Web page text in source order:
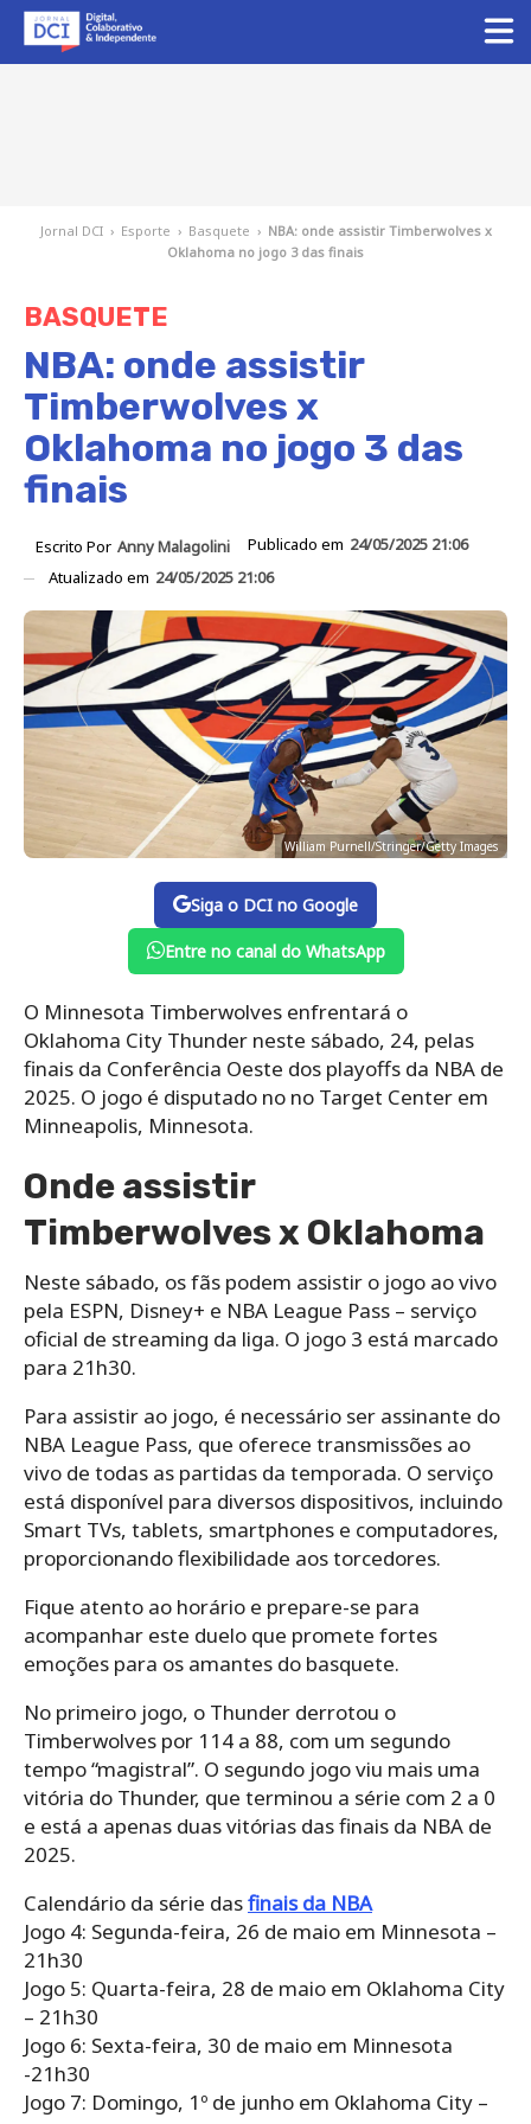
Jornal DCI › Esporte › Basquete › NBA: onde assistir Timberwolves x
Oklahoma no jogo 3 das finais
BASQUETE
NBA: onde assistir
Timberwolves x
Oklahoma no jogo 3 das
finais
Escrito Por Anny Malagolini Publicado em 24/05/2025 21:06
Atualizado em 24/05/2025 21:06
William Purnell/Stringer/Getty Images
Siga o DCI no Google
Entre no canal do WhatsApp
O Minnesota Timberwolves enfrentará o
Oklahoma City Thunder neste sábado, 24, pelas
finais da Conferência Oeste dos playoffs da NBA de
2025. O jogo é disputado no no Target Center em
Minneapolis, Minnesota.
Onde assistir
Timberwolves x Oklahoma
Neste sábado, os fãs podem assistir o jogo ao vivo
pela ESPN, Disney+ e NBA League Pass – serviço
oficial de streaming da liga. O jogo 3 está marcado
para 21h30.
Para assistir ao jogo, é necessário ser assinante do
NBA League Pass, que oferece transmissões ao
vivo de todas as partidas da temporada. O serviço
está disponível para diversos dispositivos, incluindo
Smart TVs, tablets, smartphones e computadores,
proporcionando flexibilidade aos torcedores.
Fique atento ao horário e prepare-se para
acompanhar este duelo que promete fortes
emoções para os amantes do basquete.
No primeiro jogo, o Thunder derrotou o
Timberwolves por 114 a 88, com um segundo
tempo “magistral”. O segundo jogo viu mais uma
vitória do Thunder, que terminou a série com 2 a 0
e está a apenas duas vitórias das finais da NBA de
2025.
Calendário da série dasfinais da NBA
Jogo 4: Segunda-feira, 26 de maio em Minnesota –
21h30
Jogo 5: Quarta-feira, 28 de maio em Oklahoma City
– 21h30
Jogo 6: Sexta-feira, 30 de maio em Minnesota
-21h30
Jogo 7: Domingo, 1º de junho em Oklahoma City –